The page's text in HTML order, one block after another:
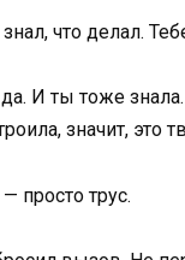
что делал.
И ты тоже
значит, это
просто трус.